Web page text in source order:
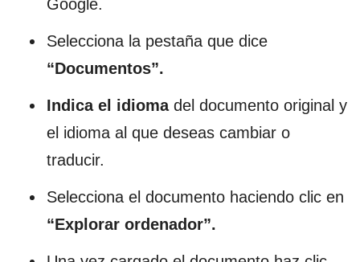
Google.
Selecciona la pestaña que dice
“Documentos”.
Indica el idiomadel documento original y
el idioma al que deseas cambiar o
traducir.
Selecciona el documento haciendo clic en
“Explorar ordenador”.